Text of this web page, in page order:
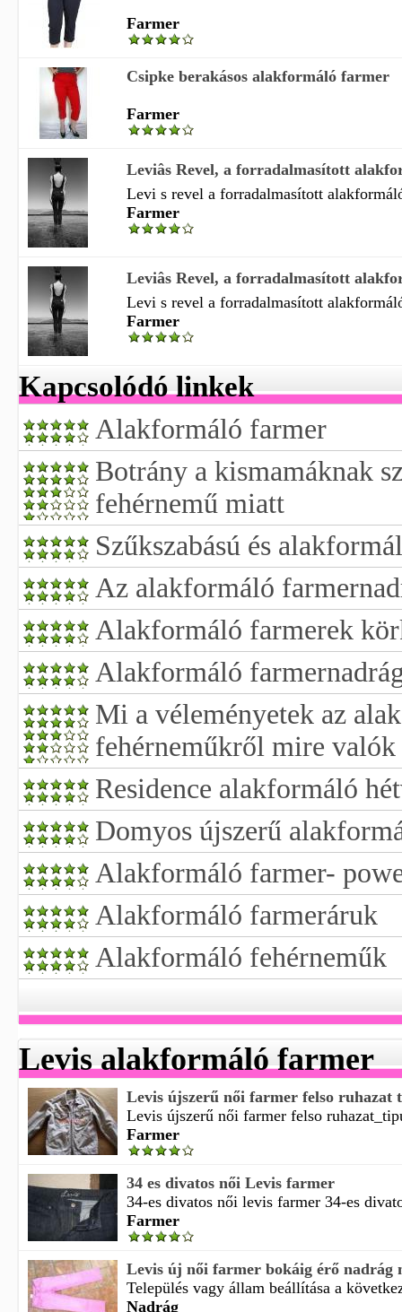
Farmer
Csipke berakásos alakformáló farmer
Farmer
Leviâs Revel, a forradalmasított
Levi s revel a forradalmasított
Farmer
Leviâs Revel, a forradalmasított
Levi s revel a forradalmasított
Farmer
Kapcsolódó linkek
Alakformáló farmer
Botrány a kismamáknak
fehérnemű miatt
Szűkszabású és
Az alakformáló
Alakformáló farmerek
Alakformáló
Mi a véleményetek az
fehérneműkről mire valók
Residence alakformáló
Domyos újszerű
Alakformáló farmer-
Alakformáló farmeráruk
Alakformáló fehérneműk
Levis alakformáló farmer
Levis újszerű női farmer felso ruhazat
Levis újszerű női farmer felso
Farmer
34 es divatos női Levis farmer
34-es divatos női levis farmer 34-es
Farmer
Levis új női farmer bokáig érő nadrág
Település vagy állam beállítása a
Nadrág